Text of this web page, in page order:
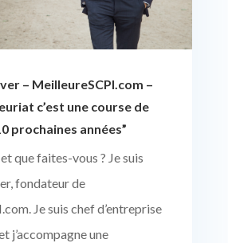
– MeilleureSCPI.com –
c’est une course de
prochaines années”
que faites-vous ? Je suis
fondateur de
Je suis chef d’entreprise
j’accompagne une